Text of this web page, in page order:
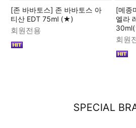
[존 바바토스] 존 바바토스 아
티산 EDT 75ml (★)
회원전용
[메종
엘라
회원
SPECIAL